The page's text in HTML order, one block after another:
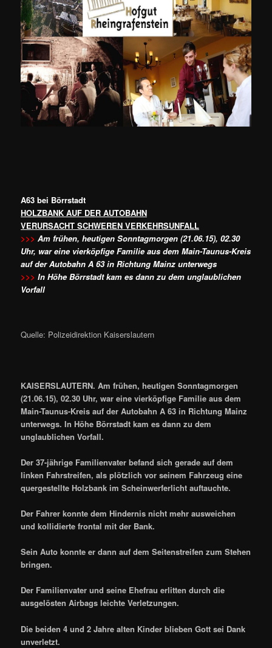
A63 bei Börrstadt
HOLZBANK AUF DER AUTOBAHN
VERURSACHT SCHWEREN VERKEHRSUNFALL
>>> Am frühen, heutigen Sonntagmorgen (21.06.15), 02.30
Uhr, war eine vierköpfige Familie aus dem Main-Taunus-Kreis
auf der Autobahn A 63 in Richtung Mainz unterwegs
>>> In Höhe Börrstadt kam es dann zu dem unglaublichen
Vorfall
Quelle: Polizeidirektion Kaiserslautern
KAISERSLAUTERN. Am frühen, heutigen Sonntagmorgen
(21.06.15), 02.30 Uhr, war eine vierköpfige Familie aus dem
Main-Taunus-Kreis auf der Autobahn A 63 in Richtung Mainz
unterwegs. In Höhe Börrstadt kam es dann zu dem
unglaublichen Vorfall.
Der 37-jährige Familienvater befand sich gerade auf dem
linken Fahrstreifen, als plötzlich vor seinem Fahrzeug eine
quergestellte Holzbank im Scheinwerferlicht auftauchte.
Der Fahrer konnte dem Hindernis nicht mehr ausweichen
und kollidierte frontal mit der Bank.
Sein Auto konnte er dann auf dem Seitenstreifen zum Stehen
bringen.
Der Familienvater und seine Ehefrau erlitten durch die
ausgelösten Airbags leichte Verletzungen.
Die beiden 4 und 2 Jahre alten Kinder blieben Gott sei Dank
unverletzt.